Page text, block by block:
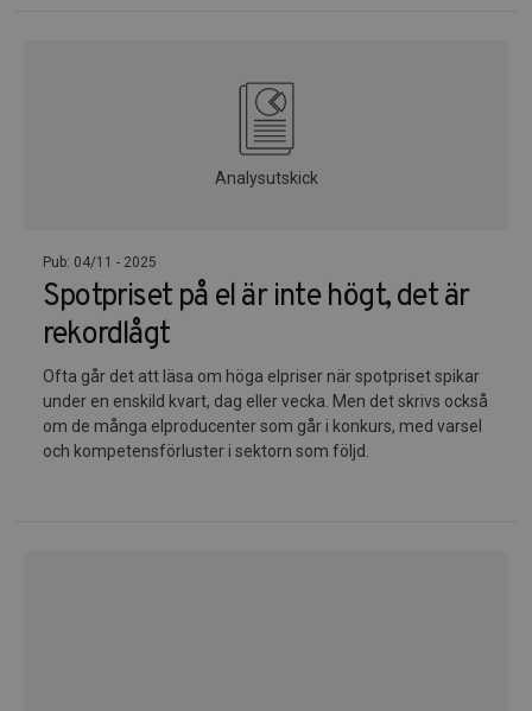
Analysutskick
Pub: 04/11 - 2025
Spotpriset på el är inte högt, det är
rekordlågt
Ofta går det att läsa om höga elpriser när spotpriset spikar
under en enskild kvart, dag eller vecka. Men det skrivs också
om de många elproducenter som går i konkurs, med varsel
och kompetensförluster i sektorn som följd.